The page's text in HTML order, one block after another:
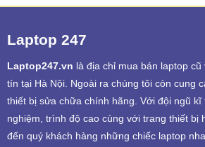
Laptop 247
Laptop247.vn là địa chỉ mua bán laptop
tín tại Hà Nội. Ngoài ra chúng tôi còn cung
thiết bị sửa chữa chính hãng. Với đội ngũ kĩ
nghiệm, trình độ cao cùng với trang thiết bị
đến quý khách hàng những chiếc laptop